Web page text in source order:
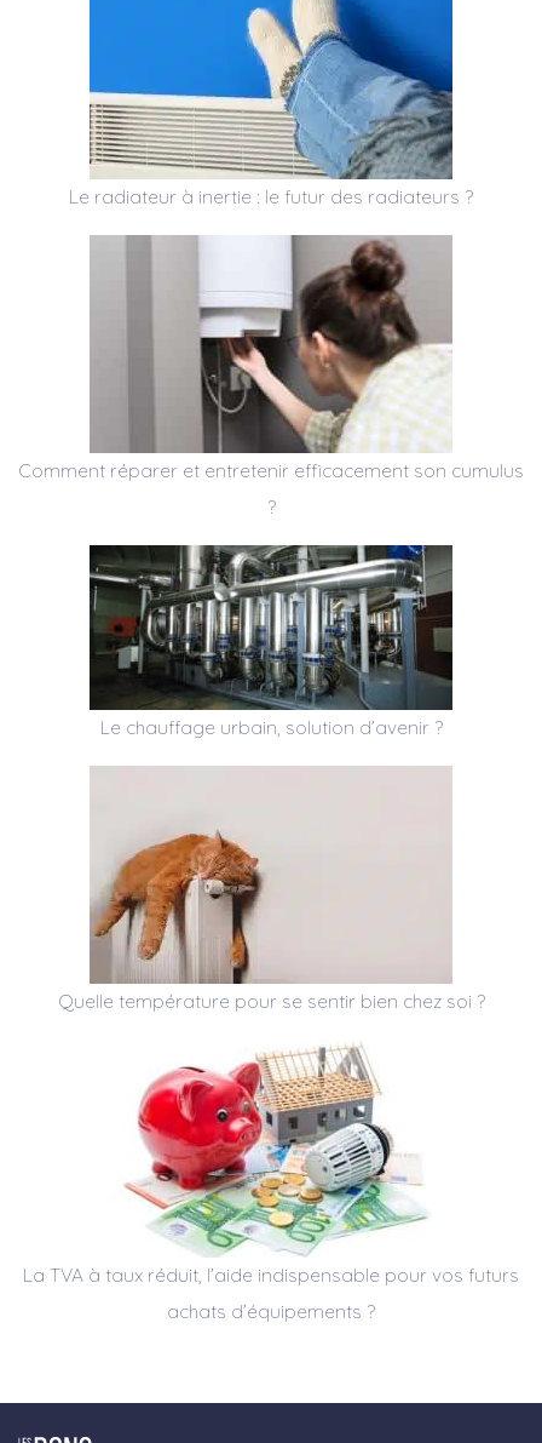
Le radiateur à inertie : le futur des radiateurs ?
Comment réparer et entretenir efficacement son cumulus
?
Le chauffage urbain, solution d’avenir ?
Quelle température pour se sentir bien chez soi ?
La TVA à taux réduit, l’aide indispensable pour vos futurs
achats d’équipements ?